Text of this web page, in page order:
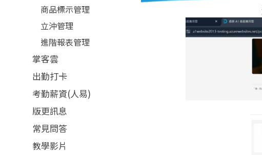
商品標示管理
立沖管理
進階報表管理
掌客雲
出勤打卡
考勤薪資(人易)
版更訊息
常見問答
教學影片